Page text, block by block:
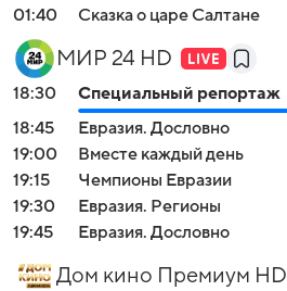
01:40
Сказка о царе Салтане
МИР 24 HD
18:30
Специальный репортаж
18:45
Евразия. Дословно
19:00
Вместе каждый день
19:15
Чемпионы Евразии
19:30
Евразия. Регионы
19:45
Евразия. Дословно
Дом кино Премиум HD